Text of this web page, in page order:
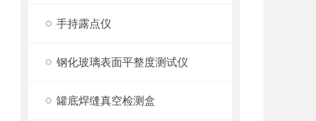
手持露点仪
钢化玻璃表面平整度测试仪
罐底焊缝真空检测盒